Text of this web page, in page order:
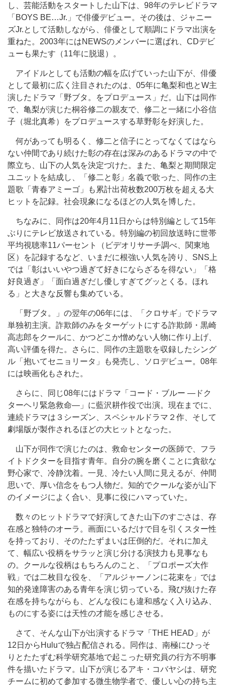
し、芸能活動をスタートした山下は、98年のテレビドラマ
「BOYS BE…Jr.」で俳優デビュー。その後は、ジャニー
ズJr.として活動しながら、俳優として順調にドラマ出演を
重ねた。2003年にはNEWSのメンバーに選ばれ、CDデビ
ューも果たす（11年に脱退）。
アイドルとしても活動の幅を広げていった山下が、俳優
として最初に広く注目されたのは、05年に亀梨和也とW主
演したドラマ「野ブタ。をプロデュース」だ。山下は同作
で、亀梨が演じた桐谷修二の親友で、修二と一緒に小谷信
子（堀北真希）をプロデュースする草野彰を好演した。
何があっても明るく、修二と信子にとってなくてはなら
ない仲間であり続けた彰の存在は深みのあるドラマの中で
際立ち、山下の人気を決定づけた。また、亀梨と期間限定
ユニットを結成し、「修二と彰」名義で歌った、同作の主
題歌「青春アミーゴ」も累計出荷枚数200万枚を超える大
ヒットを記録。社会現象になるほどの人気を博した。
ちなみに、同作は20年4月11日からは特別編として15年
ぶりにテレビ放送されている。特別編の初回放送時に世帯
平均視聴率11パーセント（ビデオリサーチ調べ、関東地
区）を記録するなど、いまだに根強い人気を誇り、SNS上
では「彰はいいやつ過ぎて好きにならざるを得ない」「格
好良過ぎ」「面白過ぎだし優しすぎてグッとくる。ほれ
る」と大きな反響も集めている。
「野ブタ。」の翌年の06年には、「クロサギ」でドラマ
単独初主演。詐欺師のみをターゲットにする詐欺師・黒崎
高志郎をクールに、かつどこか憎めない人物に作り上げ、
高い評価を得た。さらに、同作の主題歌を収録したシング
ル「抱いてセニョリータ」も発売し、ソロデビュー。08年
には映画化もされた。
さらに、同じ08年にはドラマ「コード・ブルー ―ドク
ターヘリ緊急救命―」に藍沢耕作役で出演。現在までに、
連続ドラマは３シーズン、スペシャルドラマ２作、そして
劇場版が製作されるほどの大ヒットとなった。
山下が同作で演じたのは、救命センターの医師で、フラ
イトドクターを目指す青年。自分の腕を磨くことに貪欲な
野心家で、冷静沈着。一見、冷たい人間に見えるが、仲間
思いで、厚い信念をもつ人物だ。知的でクールな姿が山下
のイメージによく合い、見事に役にハマっていた。
数々のヒットドラマで好演してきた山下のすごさは、存
在感と独特のオーラ。画面にいるだけで目を引くスター性
を持っており、そのたたずまいは圧倒的だ。それに加え
て、幅広い役柄をサラッと演じ分ける演技力も見事なも
の。クールな役柄はもちろんのこと、「プロポーズ大作
戦」では二枚目な役を、「アルジャーノンに花束を」では
知的発達障害のある青年を演じ切っている。飛び抜けた存
在感を持ちながらも、どんな役にも違和感なく入り込み、
ものにする姿には天性の才能を感じさせる。
さて、そんな山下が出演するドラマ「THE HEAD」が
12日からHuluで独占配信される。同作は、南極にひっそ
りとたたずむ科学研究基地で起こった研究員の行方不明事
件を描いたドラマ。山下が演じるアキ・コバヤシは、研究
チームに初めて参加する微生物学者で、優しい心の持ち主